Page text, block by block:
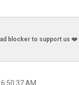
blocker to support us ❤️
AM